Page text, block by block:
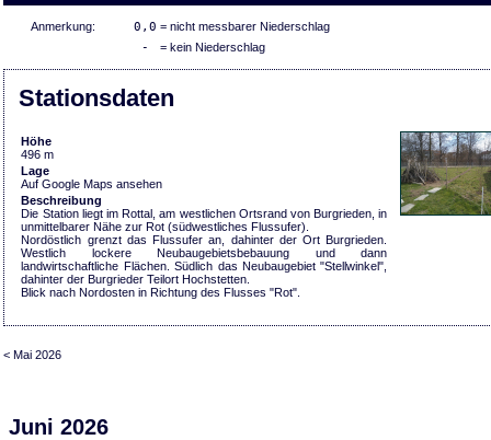
Anmerkung: 0,0 = nicht messbarer Niederschlag
- = kein Niederschlag
Stationsdaten
Höhe
496 m
Lage
Auf Google Maps ansehen
Beschreibung
Die Station liegt im Rottal, am westlichen Ortsrand von Burgrieden, in
unmittelbarer Nähe zur Rot (südwestliches Flussufer).
Nordöstlich grenzt das Flussufer an, dahinter der Ort Burgrieden.
Westlich lockere Neubaugebietsbebauung und dann
landwirtschaftliche Flächen. Südlich das Neubaugebiet "Stellwinkel",
dahinter der Burgrieder Teilort Hochstetten.
Blick nach Nordosten in Richtung des Flusses "Rot".
< Mai 2026
Juni 2026